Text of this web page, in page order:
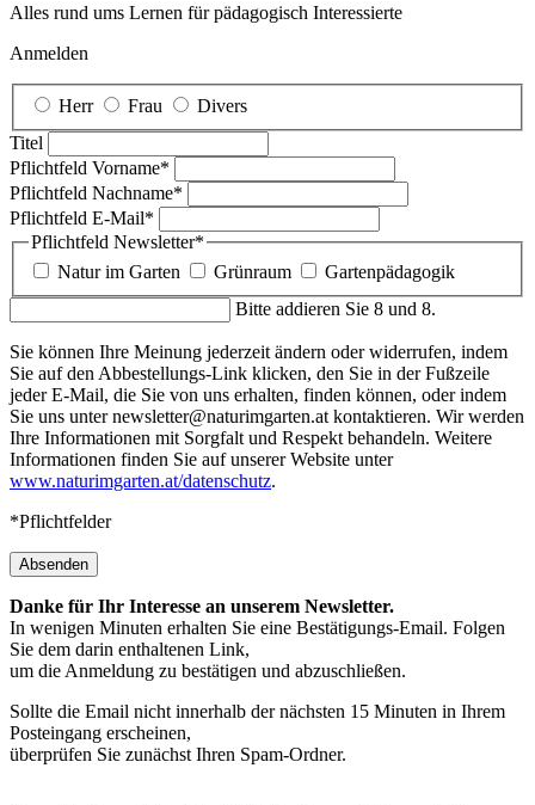
Alles rund ums Lernen für pädagogisch Interessierte
Anmelden
Herr Frau
Divers
Titel
Pflichtfeld Vorname*
Pflichtfeld Nachname*
Pflichtfeld E-Mail*
Pflichtfeld Newsletter*
Natur im Garten
Grünraum
Gartenpädagogik
Bitte addieren Sie 8 und 8.
Sie können Ihre Meinung jederzeit ändern oder widerrufen, indem
Sie auf den Abbestellungs-Link klicken, den Sie in der Fußzeile
jeder E-Mail, die Sie von uns erhalten, finden können, oder indem
Sie uns unter newsletter@naturimgarten.at kontaktieren. Wir werden
Ihre Informationen mit Sorgfalt und Respekt behandeln. Weitere
Informationen finden Sie auf unserer Website unter
www.naturimgarten.at/datenschutz.
*Pflichtfelder
Absenden
Danke für Ihr Interesse an unserem Newsletter.
In wenigen Minuten erhalten Sie eine Bestätigungs-Email. Folgen
Sie dem darin enthaltenen Link,
um die Anmeldung zu bestätigen und abzuschließen.
Sollte die Email nicht innerhalb der nächsten 15 Minuten in Ihrem
Posteingang erscheinen,
überprüfen Sie zunächst Ihren Spam-Ordner.